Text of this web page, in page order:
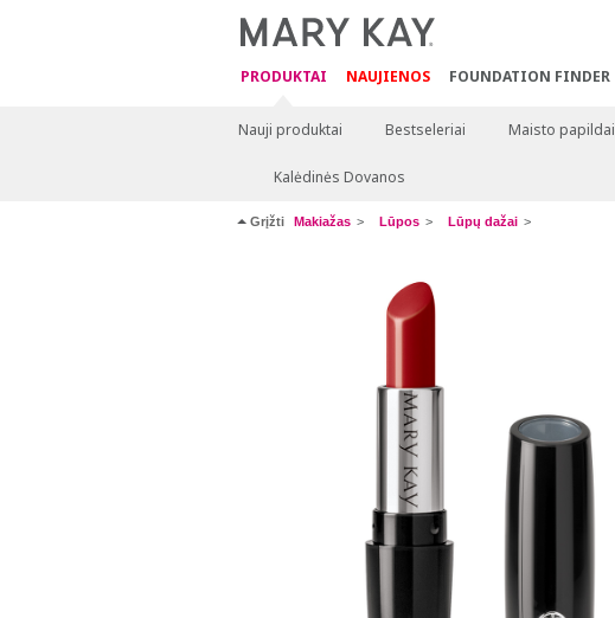
PRODUKTAI NAUJIENOS FOUNDATION FINDER
Nauji produktai Bestseleriai Maisto papildai
Kalėdinės Dovanos
Grįžti Makiažas Lūpos Lūpų dažai